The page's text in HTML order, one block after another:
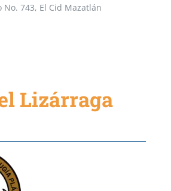
No. 743, El Cid Mazatlán
Lizárraga